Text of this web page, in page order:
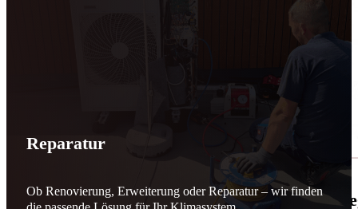
🌬️☀️ Mehr erneuerbare Energie für
Reparatur
Ob Renovierung, Erweiterung oder Reparatur – wir finden